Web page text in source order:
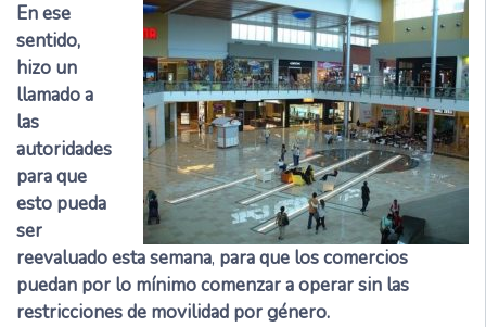
En ese
sentido,
hizo un
llamado a
las
autoridades
para que
esto pueda
ser
reevaluado esta semana, para que los comercios
puedan por lo mínimo comenzar a operar sin las
restricciones de movilidad por género.